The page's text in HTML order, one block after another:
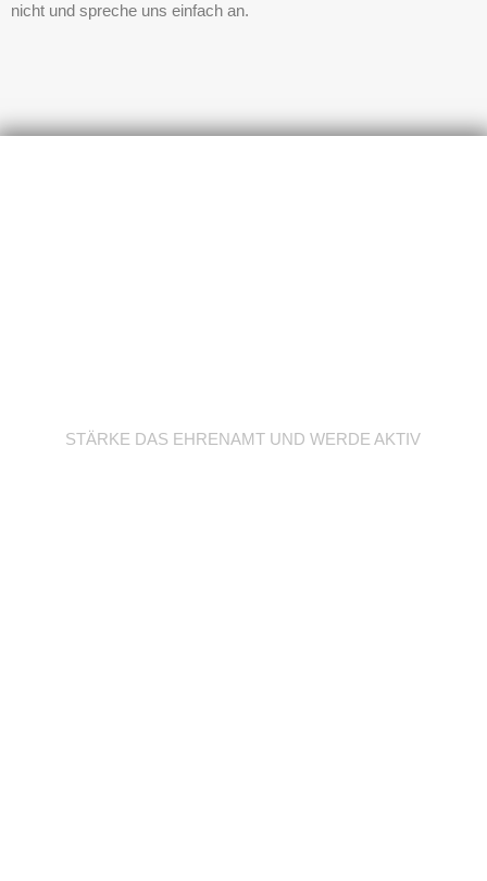
nicht und spreche uns einfach an.
STÄRKE DAS EHRENAMT UND WERDE AKTIV